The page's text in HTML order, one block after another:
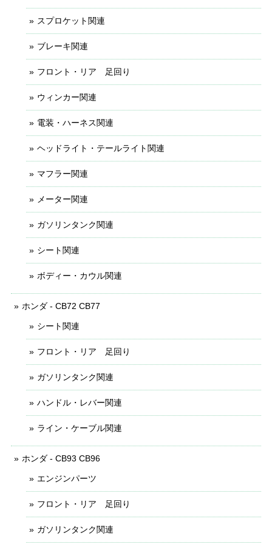
スプロケット関連
ブレーキ関連
フロント・リア 足回り
ウィンカー関連
電装・ハーネス関連
ヘッドライト・テールライト関連
マフラー関連
メーター関連
ガソリンタンク関連
シート関連
ボディー・カウル関連
ホンダ - CB72 CB77
シート関連
フロント・リア 足回り
ガソリンタンク関連
ハンドル・レバー関連
ライン・ケーブル関連
ホンダ - CB93 CB96
エンジンパーツ
フロント・リア 足回り
ガソリンタンク関連